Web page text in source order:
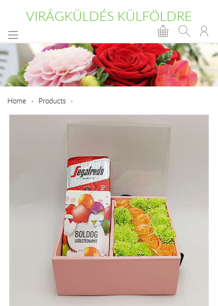
VIRÁGKÜLDÉS KÜLFÖLDRE
Home Products